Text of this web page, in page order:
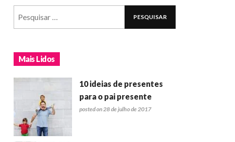
Mais Lidos
10 ideias de presentes
para o pai presente
posted on 28 de julho de 2017